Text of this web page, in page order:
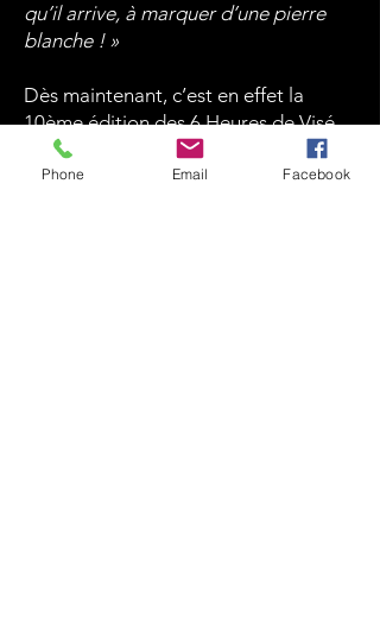
qu’il arrive, à marquer d’une pierre
blanche ! »
Dès maintenant, c’est en effet la
10ème édition des 6 Heures de Visé
qui est en préparation.
« Nous avons
pas mal d’idées, et nous allons tout
Phone Email Facebook